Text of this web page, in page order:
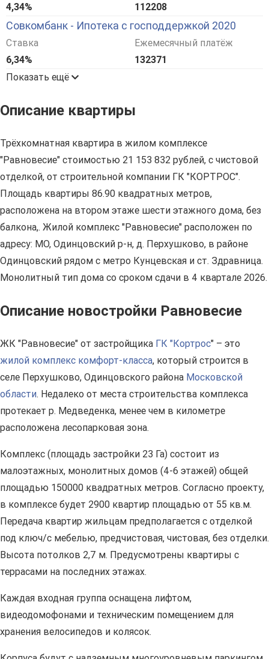
4,34% 112208
Совкомбанк - Ипотека с господдержкой 2020
Ставка
6,34%
Ежемесячный платёж
132371
Показать ещё
Описание квартиры
Трёхкомнатная квартира в жилом комплексе
"Равновесие" стоимостью 21 153 832 рублей, с чистовой
отделкой, от строительной компании ГК "КОРТРОС".
Площадь квартиры 86.90 квадратных метров,
расположена на втором этаже шести этажного дома, без
балкона,. Жилой комплекс "Равновесие" расположен по
адресу: МО, Одинцовский р-н, д. Перхушково, в районе
Одинцовский рядом с метро Кунцевская и ст. Здравница.
Монолитный тип дома со сроком сдачи в 4 квартале 2026.
Описание новостройки Равновесие
ЖК "Равновесие" от застройщика ГК "Кортрос" – это
жилой комплекс комфорт-класса, который строится в
селе Перхушково, Одинцовского района Московской
области. Недалеко от места строительства комплекса
протекает р. Медведенка, менее чем в километре
расположена лесопарковая зона.
Комплекс (площадь застройки 23 Га) состоит из
малоэтажных, монолитных домов (4-6 этажей) общей
площадью 150000 квадратных метров. Согласно проекту,
в комплексе будет 2900 квартир площадью от 55 кв.м.
Передача квартир жильцам предполагается с отделкой
под ключ/с мебелью, предчистовая, чистовая, без отделки.
Высота потолков 2,7 м. Предусмотрены квартиры с
террасами на последних этажах.
Каждая входная группа оснащена лифтом,
видеодомофонами и техническим помещением для
хранения велосипедов и колясок.